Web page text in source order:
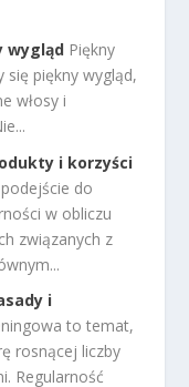
wygląd Piękny
się piękny wygląd,
włosy i
i korzyści
do
w obliczu
związanych z
i
to temat,
rosnącej liczby
Regularność